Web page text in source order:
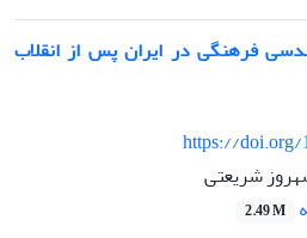
فرهنگی در ایران پس از انقلاب
https://doi.org/
شریعتی
2.49 M